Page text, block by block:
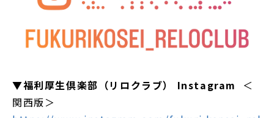
▼福利厚生倶楽部（リロクラブ） Instagram ＜
関西版＞